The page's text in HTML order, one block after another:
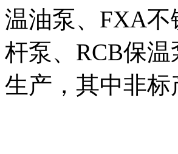
温油泵、FXA
杆泵、RCB保
生产，其中非